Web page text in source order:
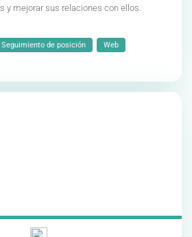
y mejorar sus relaciones con ellos.
Seguimiento de posición Web